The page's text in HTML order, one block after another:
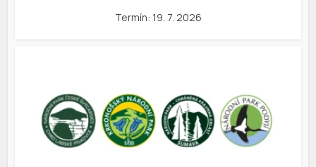
Termín: 19. 7. 2026